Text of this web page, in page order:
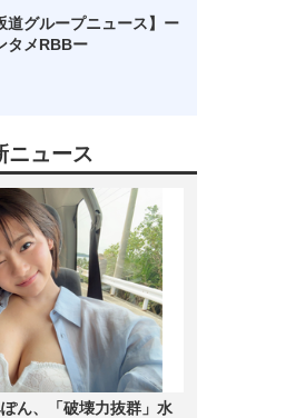
道グループニュース】ー
タメRBBー
ニュース
ん、「破壊力抜群」水